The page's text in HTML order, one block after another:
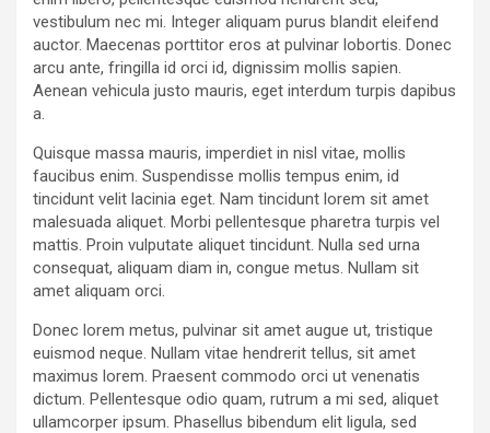
vestibulum nec mi. Integer aliquam purus blandit eleifend
auctor. Maecenas porttitor eros at pulvinar lobortis. Donec
arcu ante, fringilla id orci id, dignissim mollis sapien.
Aenean vehicula justo mauris, eget interdum turpis dapibus
a.
Quisque massa mauris, imperdiet in nisl vitae, mollis
faucibus enim. Suspendisse mollis tempus enim, id
tincidunt velit lacinia eget. Nam tincidunt lorem sit amet
malesuada aliquet. Morbi pellentesque pharetra turpis vel
mattis. Proin vulputate aliquet tincidunt. Nulla sed urna
consequat, aliquam diam in, congue metus. Nullam sit
amet aliquam orci.
Donec lorem metus, pulvinar sit amet augue ut, tristique
euismod neque. Nullam vitae hendrerit tellus, sit amet
maximus lorem. Praesent commodo orci ut venenatis
dictum. Pellentesque odio quam, rutrum a mi sed, aliquet
ullamcorper ipsum. Phasellus bibendum elit ligula, sed